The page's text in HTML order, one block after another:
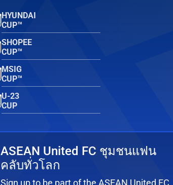
HYUNDAI
CUP™
SHOPEE
CUP™
MSIG
CUP™
U-23
CUP
ASEAN United FC ชุมชนแฟน
คลับทั่วโลก
Sign up to be part of the ASEAN United FC